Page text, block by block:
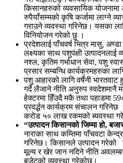
किसानहरुको व्यवसायिक
रुपैयाँसम्मको कृषि कर्जामा लाग्ने
गराउने व्यवस्था गरिनेछ। यसका
विनियोजन गरेको छु ।
प्रदेशलाई पाँचवर्ष भित्र मासु,
लक्ष्यका साथ पशुपंक्षी उत्पादनलाई
नश्ल, कृतिम गर्भाधान सेवा, पशु
प्रसार सम्बन्धि कार्यक्रमहरुका
पशु आहारको लागि वर्षेनी
गर्दे लैजाने नीति अनुरुप स्वदेशमानै
हेक्टरमा हिँउदै मकै तथा पहाडमा
प्रवर्द्धन कार्यक्रम संचालन
करोड ५० लाख रकमको ब्यवस्था
“उत्पादन किसानको जिम्मा हो,
नाराका साथ कम्तिमा पाँचवटा
गरिनेछ। किसानले उत्पादन गरेको
मूल्य र खेर जान नदिने नीति
बजेटको व्यवस्था गरेकोछु।